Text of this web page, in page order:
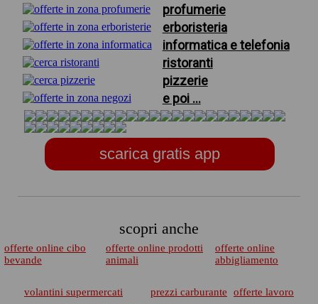
profumerie
erboristeria
informatica e telefonia
ristoranti
pizzerie
e poi ...
scarica gratis app
scopri anche
offerte online cibo
bevande
offerte online prodotti
animali
offerte online
abbigliamento
volantini supermercati prezzi carburante
offerte lavoro